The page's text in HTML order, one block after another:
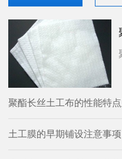
聚酯长丝土工布的性能特
土工膜的早期铺设注意事项